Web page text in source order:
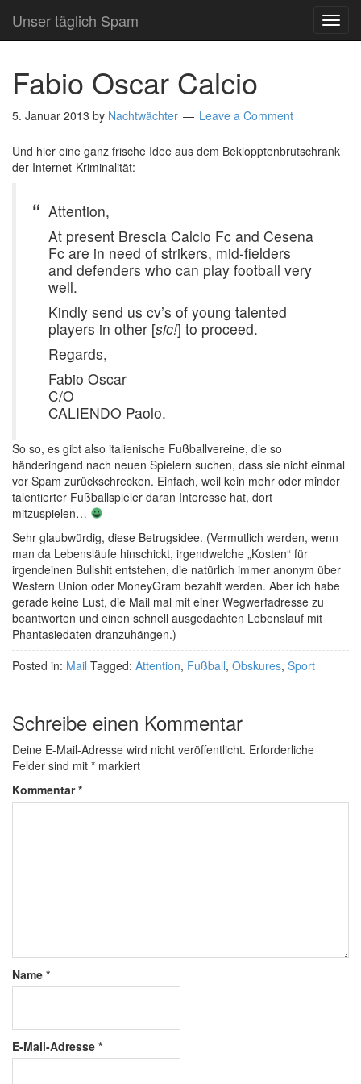
Unser täglich Spam
Fabio Oscar Calcio
5. Januar 2013 by Nachtwächter Leave a Comment
Und hier eine ganz frische Idee aus dem Beklopptenbrutschrank
der Internet-Kriminalität:
Attention,
At present Brescia Calcio Fc and Cesena
Fc are in need of strikers, mid-fielders
and defenders who can play football very
well.
Kindly send us cv’s of young talented
players in other [sic!] to proceed.
Regards,
Fabio Oscar
C/O
CALIENDO Paolo.
So so, es gibt also italienische Fußballvereine, die so
händeringend nach neuen Spielern suchen, dass sie nicht einmal
vor Spam zurückschrecken. Einfach, weil kein mehr oder minder
talentierter Fußballspieler daran Interesse hat, dort
mitzuspielen…
Sehr glaubwürdig, diese Betrugsidee. (Vermutlich werden, wenn
man da Lebensläufe hinschickt, irgendwelche „Kosten“ für
irgendeinen Bullshit entstehen, die natürlich immer anonym über
Western Union oder MoneyGram bezahlt werden. Aber ich habe
gerade keine Lust, die Mail mal mit einer Wegwerfadresse zu
beantworten und einen schnell ausgedachten Lebenslauf mit
Phantasiedaten dranzuhängen.)
Posted in: Mail Tagged: Attention, Fußball, Obskures, Sport
Schreibe einen Kommentar
Deine E-Mail-Adresse wird nicht veröffentlicht. Erforderliche
Felder sind mit * markiert
Kommentar*
Name *
E-Mail-Adresse *